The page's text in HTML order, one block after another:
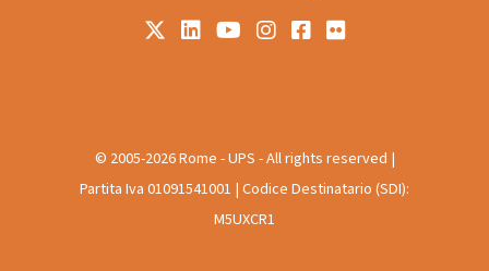
© 2005-2026 Rome - UPS - All rights reserved |
Partita Iva 01091541001 | Codice Destinatario (SDI):
M5UXCR1